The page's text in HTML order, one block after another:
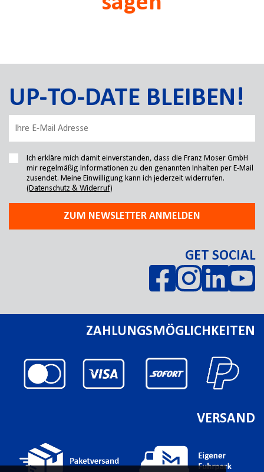
UP-TO-DATE BLEIBEN!
Ich erkläre mich damit einverstanden, dass die Franz Moser GmbH
mir regelmäßig Informationen zu den genannten Inhalten per E-Mail
zusendet. Meine Einwilligung kann ich jederzeit widerrufen.
(Datenschutz & Widerruf)
ZUM NEWSLETTER ANMELDEN
GET SOCIAL
ZAHLUNGSMÖGLICHKEITEN
VERSAND